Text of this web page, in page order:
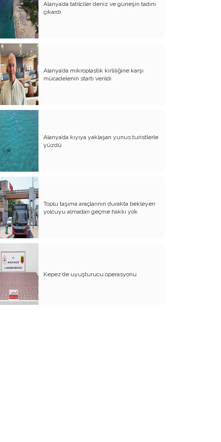
Bağrımızı Döve Döve Yine Andık
Hıdırellez’de 6 Mayıs Dileği
Zamanla Neler Nasıl Değişiyor - 3
Zamanla Neler Nasıl Değişiyor - 2
Zamanla Neler Nasıl Değişiyor - 1
Nereden Nereye 1 Mayıs
Yaşamımdaki Emel Doğramacı
Yaşamımda Emel Doğramacı
Yaşamım Tesadüfleri Sever mi?
23 Nisan'a Nasıl Geldik
Yaşanılan Bu Günlerin Tadı
Sürü Psikolojisi
Türkiye Siyasetini Anlamak
Susması Gerekenler Konuşuyorsa!..
Falına Bakılan Ülkede Yaşamak
Ey Ahali Kamu "Donu" Sana Yaptı
Kültürel Yozlaşma
Alanya’da tatilciler deniz ve güneşin tadını
çıkardı
Alanya’da mikroplastik kirliliğine karşı
mücadelenin startı verildi
Alanya’da kıyıya yaklaşan yunus turistlerle
yüzdü
Toplu taşıma araçlarının durakta bekleyen
yolcuyu almadan geçme hakkı yok
Kepez’de uyuşturucu operasyonu